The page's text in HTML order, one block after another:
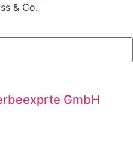
& Co.
GmbH